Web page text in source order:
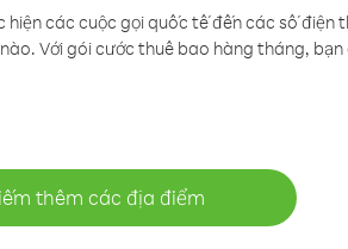
các cuộc gọi quốc tế đến các số điện
Với gói cước thuê bao hàng tháng,
thêm các địa điểm